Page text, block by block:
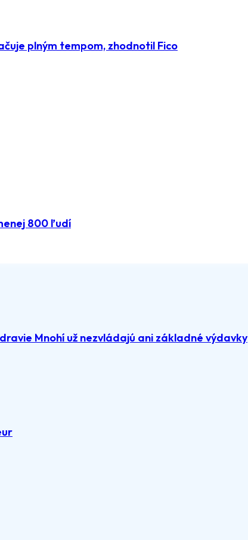
plným tempom, zhodnotil Fico
800 ľudí
Mnohí už nezvládajú ani základné výdavky